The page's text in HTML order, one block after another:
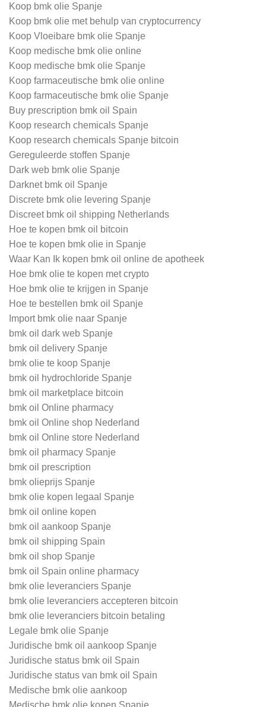
Koop bmk olie Spanje
Koop bmk olie met behulp van cryptocurrency
Koop Vloeibare bmk olie Spanje
Koop medische bmk olie online
Koop medische bmk olie Spanje
Koop farmaceutische bmk olie online
Koop farmaceutische bmk olie Spanje
Buy prescription bmk oil Spain
Koop research chemicals Spanje
Koop research chemicals Spanje bitcoin
Gereguleerde stoffen Spanje
Dark web bmk olie Spanje
Darknet bmk oil Spanje
Discrete bmk olie levering Spanje
Discreet bmk oil shipping Netherlands
Hoe te kopen bmk oil bitcoin
Hoe te kopen bmk olie in Spanje
Waar Kan Ik kopen bmk oil online de apotheek
Hoe bmk olie te kopen met crypto
Hoe bmk olie te krijgen in Spanje
Hoe te bestellen bmk oil Spanje
Import bmk olie naar Spanje
bmk oil dark web Spanje
bmk oil delivery Spanje
bmk olie te koop Spanje
bmk oil hydrochloride Spanje
bmk oil marketplace bitcoin
bmk oil Online pharmacy
bmk oil Online shop Nederland
bmk oil Online store Nederland
bmk oil pharmacy Spanje
bmk oil prescription
bmk olieprijs Spanje
bmk olie kopen legaal Spanje
bmk oil online kopen
bmk oil aankoop Spanje
bmk oil shipping Spain
bmk oil shop Spanje
bmk oil Spain online pharmacy
bmk olie leveranciers Spanje
bmk olie leveranciers accepteren bitcoin
bmk olie leveranciers bitcoin betaling
Legale bmk olie Spanje
Juridische bmk oil aankoop Spanje
Juridische status bmk oil Spain
Juridische status van bmk oil Spain
Medische bmk olie aankoop
Medische bmk olie kopen Spanje